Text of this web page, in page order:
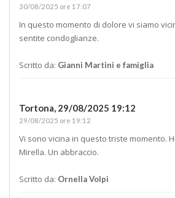
30/08/2025 ore 17:07
In questo momento di dolore vi siamo
sentite condoglianze.
Scritto da: Gianni Martini e famiglia
Tortona, 29/08/2025 19:12
29/08/2025 ore 19:12
Vi sono vicina in questo triste momento.
Mirella. Un abbraccio.
Scritto da: Ornella Volpi